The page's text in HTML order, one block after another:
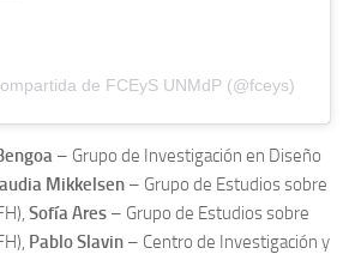
de FCEyS UNMdP (@fceys)
– Grupo de Investigación en Diseño
Mikkelsen – Grupo de Estudios sobre
Sofía Ares – Grupo de Estudios sobre
Pablo Slavin – Centro de Investigación y